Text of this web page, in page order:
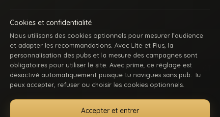
Cookies et confidentialité
Nous utilisons des cookies optionnels pour mesurer l’audience
et adapter les recommandations. Avec Lite et Plus, la
personnalisation des pubs et la mesure des campagnes sont
obligatoires pour utiliser le site. Avec prime, ce réglage est
désactivé automatiquement puisque tu navigues sans pub. Tu
peux accepter, refuser ou choisir les cookies optionnels.
Accepter et entrer
ACCUEIL INSCRIPTION SE CONNECTER
SUPPORT / CONTACT
CONDITIONS D’UTILISATION
DMCA 18 U.S.C. 2257
GÉRER MES COOKIES